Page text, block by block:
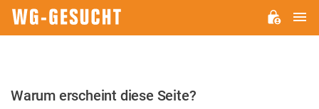
Bitte
Warum erscheint diese Seite?